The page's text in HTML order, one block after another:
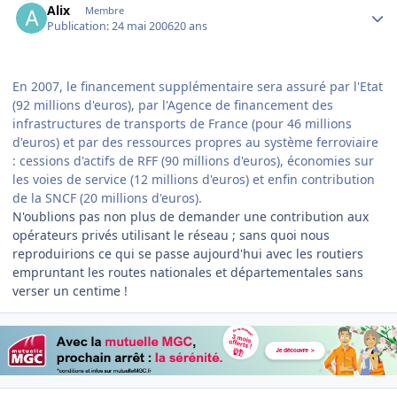
Alix Membre
Publication:24 mai 200620 ans
En 2007, le financement supplémentaire sera assuré par l'Etat
(92 millions d'euros), par l'Agence de financement des
infrastructures de transports de France (pour 46 millions
d'euros) et par des ressources propres au système ferroviaire
: cessions d'actifs de RFF (90 millions d'euros), économies sur
les voies de service (12 millions d'euros) et enfin contribution
de la SNCF (20 millions d'euros).
N'oublions pas non plus de demander une contribution aux
opérateurs privés utilisant le réseau ; sans quoi nous
reproduirions ce qui se passe aujourd'hui avec les routiers
empruntant les routes nationales et départementales sans
verser un centime !